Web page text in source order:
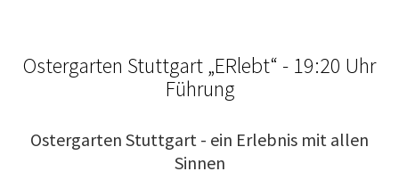
Ostergarten Stuttgart „ERlebt“ - 19:20 Uhr
Führung
Ostergarten Stuttgart - ein Erlebnis mit allen
Sinnen